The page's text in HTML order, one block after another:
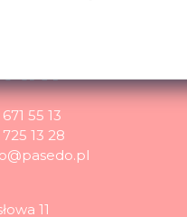
55 13
13 28
11